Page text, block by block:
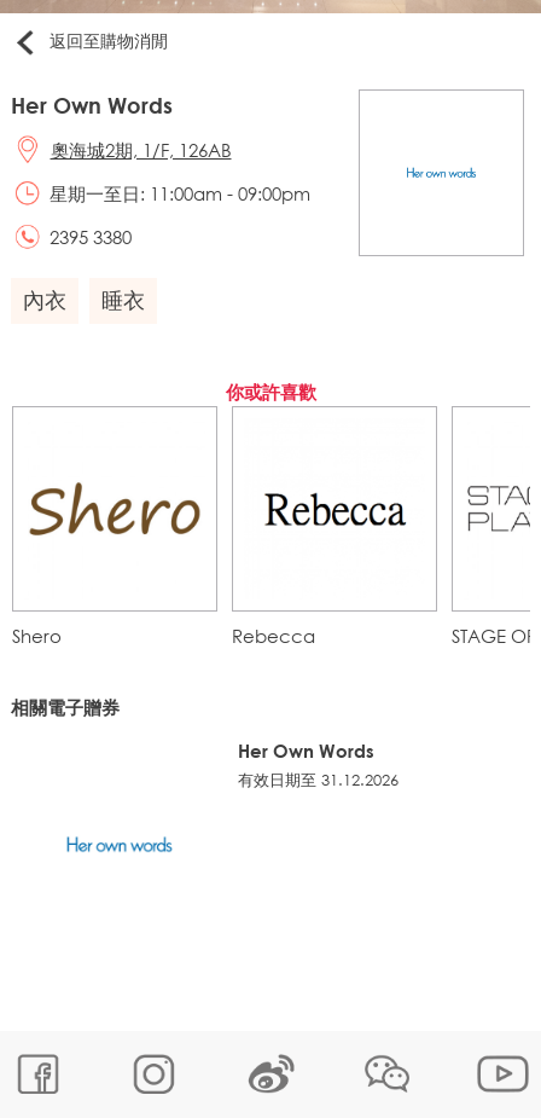
返回至購物消閒
Her Own Words
奧海城2期, 1/F, 126AB
星期一至日: 11:00am - 09:00pm
2395 3380
內衣 睡衣
你或許喜歡
Shero Rebecca STAGE
相關電子贈券
Her Own Words
有效日期至 31.12.2026